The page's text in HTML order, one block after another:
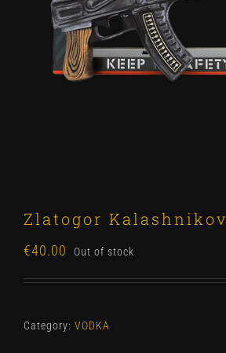
Zlatogor Kalashnikov
€40.00 Out of stock
Category: VODKA